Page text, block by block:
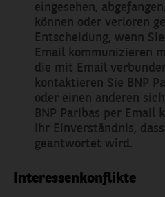
eingesehen,
können oder verloren
Entscheidung, wenn
Email kommunizieren
die mit Email
kontaktieren Sie BNP
oder einen anderen
BNP Paribas per Email
Ihr Einverständnis,
geantwortet wird.
Interessenkonflikte